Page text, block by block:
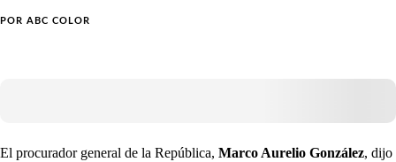
POR ABC COLOR
El procurador general de la República, Marco Aurelio González, dijo